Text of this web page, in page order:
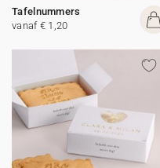
Tafelnummers
vanaf € 1,20